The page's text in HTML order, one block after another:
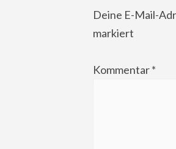
Deine E-Mail-
markiert
Kommentar*